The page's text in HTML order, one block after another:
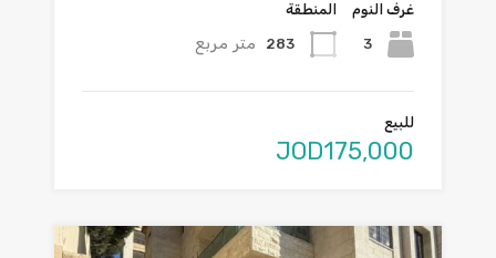
غرف النوم
3
المنطقة
283 متر مربع
للبيع
JOD175,000